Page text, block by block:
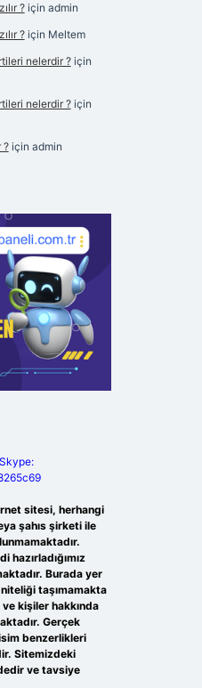
?için admin
?için Meltem
nelerdir ?için
nelerdir ?için
?için admin
Skype:
sitesi, herhangi
şahıs şirketi ile
hazırladığımız
Burada yer
taşımamakta
kişiler hakkında
Gerçek
benzerlikleri
Sitemizdeki
ve tavsiye